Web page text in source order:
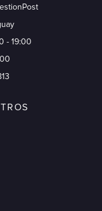
- 19:00